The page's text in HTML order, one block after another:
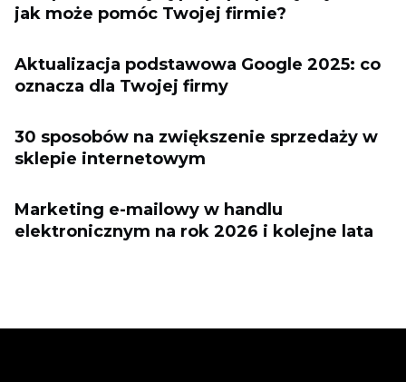
jak może pomóc Twojej firmie?
Aktualizacja podstawowa Google 2025: co
oznacza dla Twojej firmy
30 sposobów na zwiększenie sprzedaży w
sklepie internetowym
Marketing e-mailowy w handlu
elektronicznym na rok 2026 i kolejne lata